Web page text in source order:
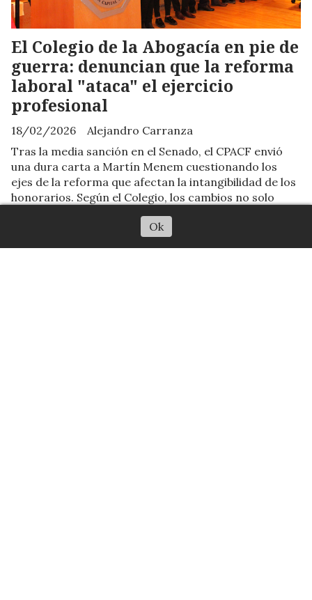
El Colegio de la Abogacía en pie de
guerra: denuncian que la reforma
laboral "ataca" el ejercicio
profesional
Alejandro Carranza
18/02/2026
Tras la media sanción en el Senado, el CPACF envió
una dura carta a Martín Menem cuestionando los
ejes de la reforma que afectan la intangibilidad de los
honorarios. Según el Colegio, los cambios no solo
perjudican a los trabajadores, sino que buscan
disciplinar a los profesionales mediante sanciones
Ok